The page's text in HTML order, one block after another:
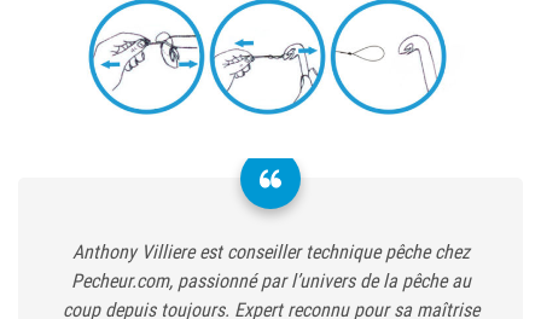
Anthony Villiere est conseiller technique pêche chez
Pecheur.com, passionné par l’univers de la pêche au
coup depuis toujours. Expert reconnu pour sa maîtrise